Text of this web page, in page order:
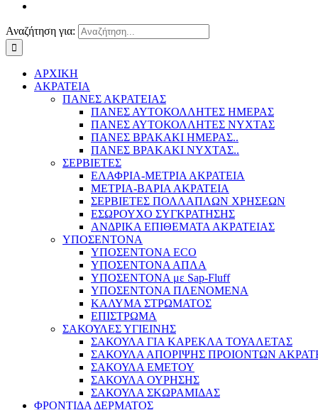
Αναζήτηση για:
ΑΡΧΙΚΗ
ΑΚΡΑΤΕΙΑ
ΠΑΝΕΣ ΑΚΡΑΤΕΙΑΣ
ΠΑΝΕΣ ΑΥΤΟΚΟΛΛΗΤΕΣ ΗΜΕΡΑΣ
ΠΑΝΕΣ ΑΥΤΟΚΟΛΛΗΤΕΣ ΝΥΧΤΑΣ
ΠΑΝΕΣ ΒΡΑΚΑΚΙ ΗΜΕΡΑΣ..
ΠΑΝΕΣ ΒΡΑΚΑΚΙ ΝΥΧΤΑΣ..
ΣΕΡΒΙΕΤΕΣ
ΕΛΑΦΡΙΑ-ΜΕΤΡΙΑ ΑΚΡΑΤΕΙΑ
ΜΕΤΡΙΑ-ΒΑΡΙΑ ΑΚΡΑΤΕΙΑ
ΣΕΡΒΙΕΤΕΣ ΠΟΛΛΑΠΛΩΝ ΧΡΗΣΕΩΝ
ΕΣΩΡΟΥΧΟ ΣΥΓΚΡΑΤΗΣΗΣ
ΑΝΔΡΙΚΑ ΕΠΙΘΕΜΑΤΑ ΑΚΡΑΤΕΙΑΣ
ΥΠΟΣΕΝΤΟΝΑ
ΥΠΟΣΕΝΤΟΝΑ ECO
ΥΠΟΣΕΝΤΟΝΑ ΑΠΛΑ
ΥΠΟΣΕΝΤΟΝΑ με Sap-Fluff
ΥΠΟΣΕΝΤΟΝΑ ΠΛΕΝΟΜΕΝΑ
ΚΑΛΥΜΑ ΣΤΡΩΜΑΤΟΣ
ΕΠΙΣΤΡΩΜΑ
ΣΑΚΟΥΛΕΣ ΥΓΙΕΙΝΗΣ
ΣΑΚΟΥΛΑ ΓΙΑ ΚΑΡΕΚΛΑ ΤΟΥΑΛΕΤΑΣ
ΣΑΚΟΥΛΑ ΑΠΟΡΙΨΗΣ ΠΡΟΙΟΝΤΩΝ
ΣΑΚΟΥΛΑ ΕΜΕΤΟΥ
ΣΑΚΟΥΛΑ ΟΥΡΗΣΗΣ
ΣΑΚΟΥΛΑ ΣΚΩΡΑΜΙΔΑΣ
ΦΡΟΝΤΙΔΑ ΔΕΡΜΑΤΟΣ